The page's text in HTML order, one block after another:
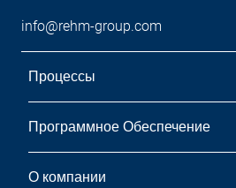
info@rehm-group.com
Процессы
Программное Обеспечение
О компании